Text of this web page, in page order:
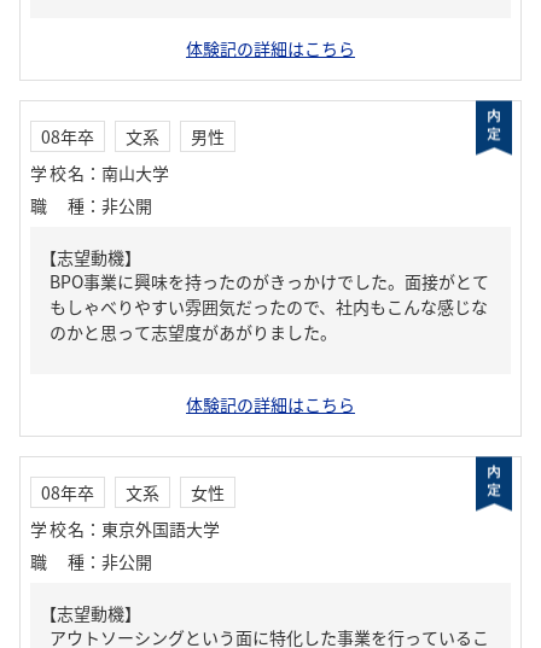
体験記の詳細はこちら
08年卒 文系
男性
学校名 ： 南山大学
職種 ： 非公開
【志望動機】
BPO事業に興味を持ったのがきっかけでした。面接がとて
もしゃべりやすい雰囲気だったので、社内もこんな感じな
のかと思って志望度があがりました。
体験記の詳細はこちら
08年卒 文系
女性
学校名 ： 東京外国語大学
職種 ： 非公開
【志望動機】
アウトソーシングという面に特化した事業を行っているこ